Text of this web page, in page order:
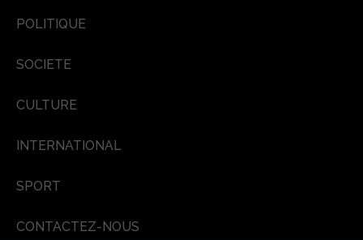
POLITIQUE
SOCIETE
CULTURE
INTERNATIONAL
SPORT
CONTACTEZ-NOUS